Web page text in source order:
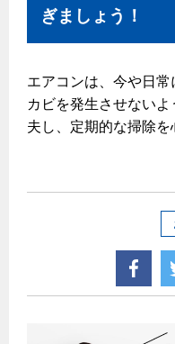
ぎましょう！
エアコンは、今や日常
カビを発生させない
夫し、定期的な掃除を